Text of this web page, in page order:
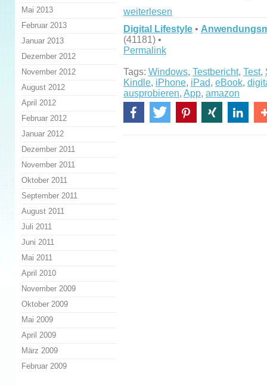
weiterlesen
Digital Lifestyle •
(41181) •
Permalink
Tags: Windows, Testbericht, Test,
Kindle, iPhone, iPad, eBook,
ausprobieren, App, amazon
Mai 2013
Februar 2013
Januar 2013
Dezember 2012
November 2012
August 2012
April 2012
Februar 2012
Januar 2012
Dezember 2011
November 2011
Oktober 2011
September 2011
August 2011
Juli 2011
Juni 2011
Mai 2011
April 2010
November 2009
Oktober 2009
Mai 2009
April 2009
März 2009
Februar 2009